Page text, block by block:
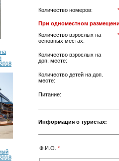
Количество номеров: *
При одноместном
Количество взрослых на
основных местах:
*
Количество взрослых на
доп. месте:
Количество детей на доп.
месте:
Питание:
Информация о туристах:
Ф.И.О. *